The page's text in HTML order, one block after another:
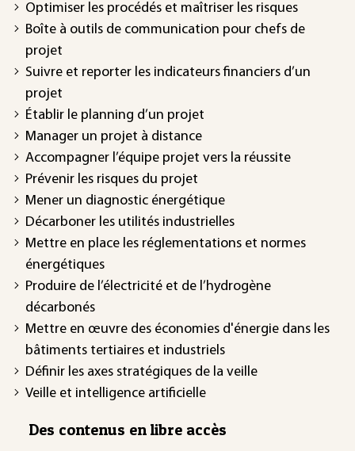
Optimiser les procédés et maîtriser les risques
Boîte à outils de communication pour chefs de
projet
Suivre et reporter les indicateurs financiers d’un
projet
Établir le planning d’un projet
Manager un projet à distance
Accompagner l’équipe projet vers la réussite
Prévenir les risques du projet
Mener un diagnostic énergétique
Décarboner les utilités industrielles
Mettre en place les réglementations et normes
énergétiques
Produire de l’électricité et de l’hydrogène
décarbonés
Mettre en œuvre des économies d'énergie dans les
bâtiments tertiaires et industriels
Définir les axes stratégiques de la veille
Veille et intelligence artificielle
Des contenus en libre accès